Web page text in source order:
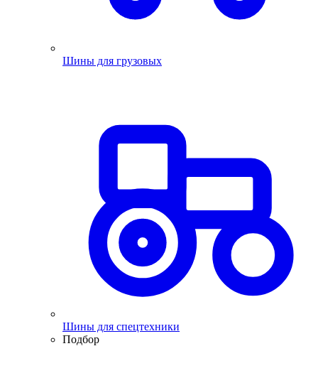
Шины для грузовых
Шины для спецтехники
Подбор